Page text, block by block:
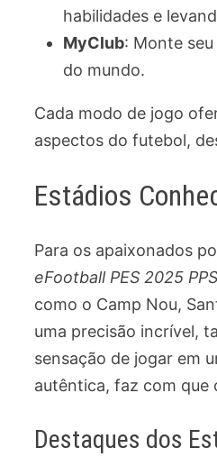
habilidades e
MyClub: Monte
do mundo.
Cada modo de jogo
aspectos do futebol,
Estádios
Para os apaixonados
eFootball PES 2025
como o Camp Nou,
uma precisão incrível,
sensação de jogar em
autêntica, faz com que
Destaques dos